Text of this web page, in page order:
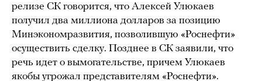
релизе СК говорится, что Алексей Улюкаев
получил два миллиона долларов за позицию
Минэкономразвития, позволившую «Роснефти»
осуществить сделку. Позднее в СК заявили, что
речь идет о вымогательстве, причем Улюкаев
якобы угрожал представителям «Роснефти».